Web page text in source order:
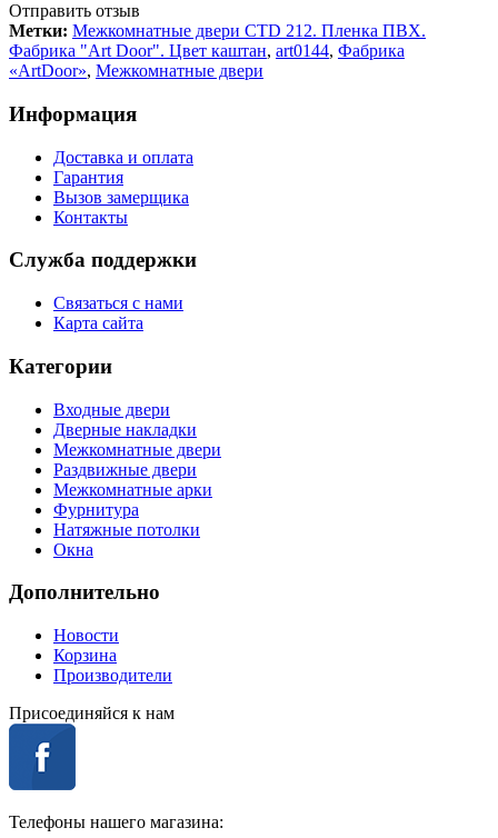
Отправить отзыв
Метки: Межкомнатные двери CTD 212. Пленка ПВХ.
Фабрика "Art Door". Цвет каштан, art0144, Фабрика
«ArtDoor», Межкомнатные двери
Информация
Доставка и оплата
Гарантия
Вызов замерщика
Контакты
Служба поддержки
Связаться с нами
Карта сайта
Категории
Входные двери
Дверные накладки
Межкомнатные двери
Раздвижные двери
Межкомнатные арки
Фурнитура
Натяжные потолки
Окна
Дополнительно
Новости
Корзина
Производители
Присоединяйся к нам
Телефоны нашего магазина: